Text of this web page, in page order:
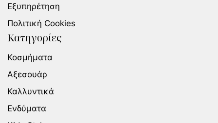
Εξυπηρέτηση
Πολιτική Cookies
Κατηγορίες
Κοσμήματα
Αξεσουάρ
Καλλυντικά
Ενδύματα